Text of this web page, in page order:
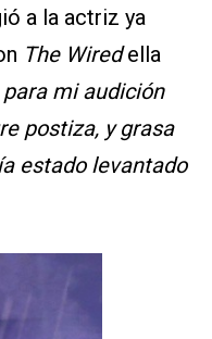
a la actriz ya
The Wiredella
mi audición
postiza, y grasa
estado levantado